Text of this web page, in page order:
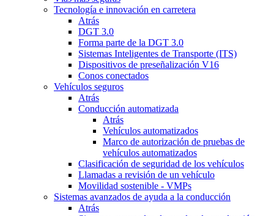
Tecnología e innovación en carretera
Atrás
DGT 3.0
Forma parte de la DGT 3.0
Sistemas Inteligentes de Transporte (ITS)
Dispositivos de preseñalización V16
Conos conectados
Vehículos seguros
Atrás
Conducción automatizada
Atrás
Vehículos automatizados
Marco de autorización de pruebas de
vehículos automatizados
Clasificación de seguridad de los vehículos
Llamadas a revisión de un vehículo
Movilidad sostenible - VMPs
Sistemas avanzados de ayuda a la conducción
Atrás